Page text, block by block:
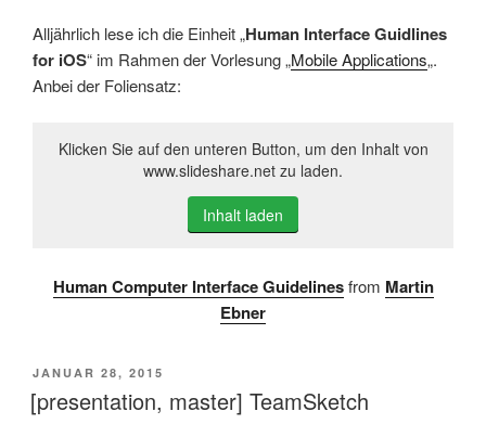
Alljährlich lese ich die Einheit „Human Interface Guidlines
for iOS“ im Rahmen der Vorlesung „Mobile Applications„.
Anbei der Foliensatz:
Klicken Sie auf den unteren Button, um den Inhalt von
www.slideshare.net zu laden.
Inhalt laden
Human Computer Interface Guidelines from Martin
Ebner
VERÖFFENTLICHT
AM
JANUAR 28, 2015
[presentation, master] TeamSketch